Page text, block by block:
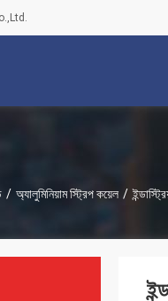
/ অ্যালুমিনিয়াম স্ট্রিপ কয়েল /